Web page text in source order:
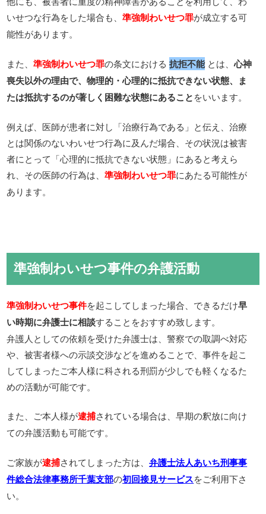
いせつな行為をした場合も、準強制わいせつ罪が成立する可
能性があります。
また、準強制わいせつ罪の条文における抗拒不能 とは、心神
喪失以外の理由で、物理的・心理的に抵抗できない状態、ま
たは抵抗するのが著しく困難な状態にあることをいいます。
例えば、医師が患者に対し「治療行為である」と伝え、治療
とは関係のないわいせつ行為に及んだ場合、その状況は被害
者にとって「心理的に抵抗できない状態」にあると考えら
れ、その医師の行為は、準強制わいせつ罪にあたる可能性が
あります。
準強制わいせつ事件の弁護活動
準強制わいせつ事件を起こしてしまった場合、できるだけ早
い時期に弁護士に相談することをおすすめ致します。
弁護人としての依頼を受けた弁護士は、警察での取調べ対応
や、被害者様への示談交渉などを進めることで、事件を起こ
してしまったご本人様に科される刑罰が少しでも軽くなるた
めの活動が可能です。
また、ご本人様が逮捕されている場合は、早期の釈放に向け
ての弁護活動も可能です。
ご家族が逮捕されてしまった方は、弁護士法人あいち刑事事
件総合法律事務所千葉支部の初回接見サービスをご利用下さ
い。